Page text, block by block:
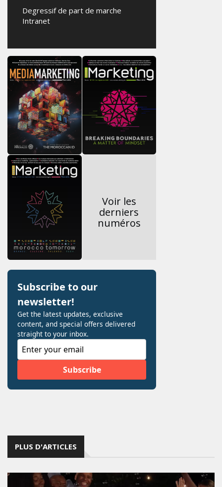
Degressif de part de marche
Intranet
Voir les
derniers
numéros
PLUS D'ARTICLES